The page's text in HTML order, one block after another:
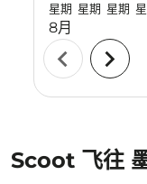
星期
8月
星期 星期
chevron_left chevron_right
Scoot 飞往